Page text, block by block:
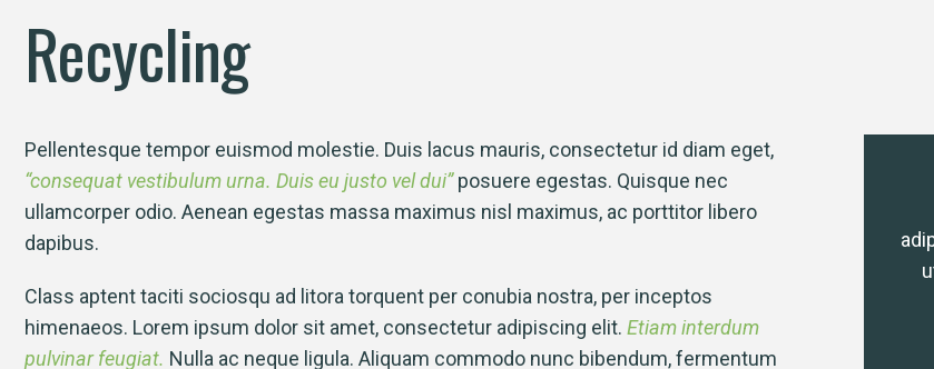
Recycling
Pellentesque tempor euismod molestie. Duis lacus mauris, consectetur id diam eget,
“consequat vestibulum urna. Duis eu justo vel dui”posuere egestas. Quisque nec
ullamcorper odio. Aenean egestas massa maximus nisl maximus, ac porttitor libero
dapibus.
Class aptent taciti sociosqu ad litora torquent per conubia nostra, per inceptos
himenaeos. Lorem ipsum dolor sit amet, consectetur adipiscing elit. Etiam interdum
pulvinar feugiat. Nulla ac neque ligula. Aliquam commodo nunc bibendum, fermentum
Lorem ipsum dolor sit amet, consectetur
suspendisse ultrices gravida.